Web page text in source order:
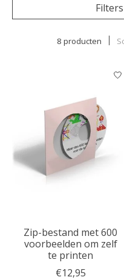
8 producten
Zip-bestand met 600
voorbeelden om zelf
te printen
€12,95